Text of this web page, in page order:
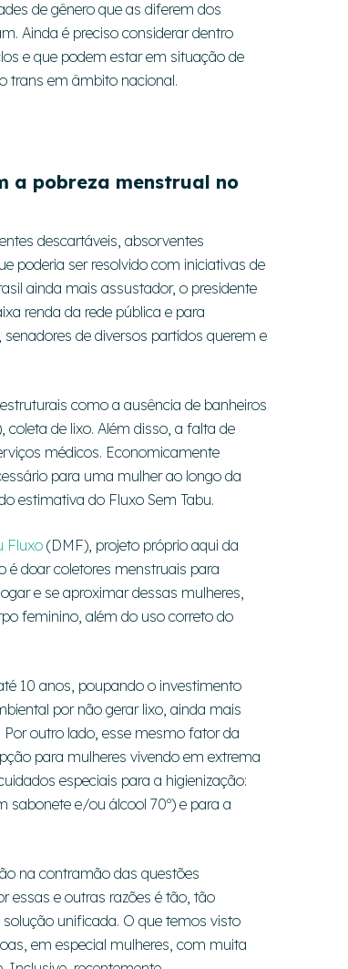
de gênero que as diferem dos
Ainda é preciso considerar dentro
e que podem estar em situação de
trans em âmbito nacional.
a pobreza menstrual no
descartáveis, absorventes
poderia ser resolvido com iniciativas de
ainda mais assustador, o presidente
renda da rede pública e para
de diversos partidos querem e
como a ausência de banheiros
de lixo. Além disso, a falta de
médicos. Economicamente
para uma mulher ao longo da
estimativa do Fluxo Sem Tabu.
Fluxo (DMF), projeto próprio aqui da
é doar coletores menstruais para
e se aproximar dessas mulheres,
feminino, além do uso correto do
10 anos, poupando o investimento
por não gerar lixo, ainda mais
outro lado, esse mesmo fator da
para mulheres vivendo em extrema
especiais para a higienização:
e/ou álcool 70º) e para a
na contramão das questões
essas e outras razões é tão, tão
unificada. O que temos visto
em especial mulheres, com muita